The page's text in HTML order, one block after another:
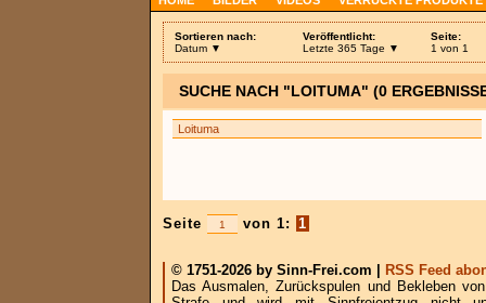
Sortieren nach:
Datum ▼
Veröffentlicht:
Letzte 365 Tage ▼
Seite:
1 von 1
SUCHE NACH "LOITUMA" (0
Seite von 1: 1
© 1751-2026 by Sinn-Frei.com |
RSS Feed
Das Ausmalen, Zurückspulen und Bekleben